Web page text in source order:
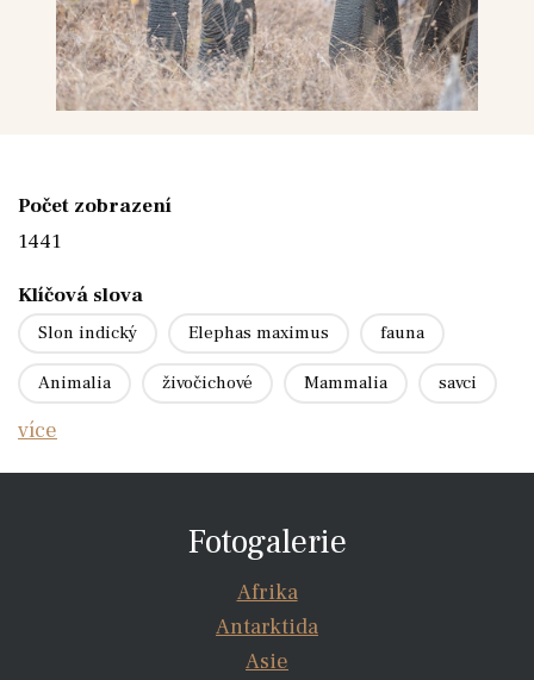
Počet zobrazení
1441
Klíčová slova
Slon indický Elephas maximus fauna
Animalia živočichové Mammalia savci
více
Fotogalerie
Afrika
Antarktida
Asie